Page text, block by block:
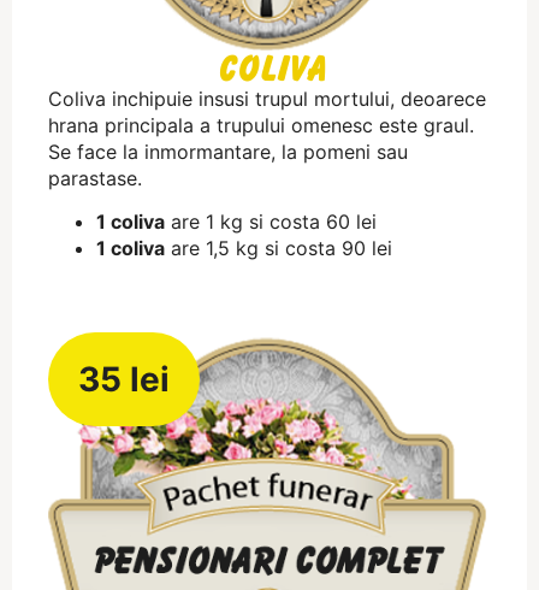
Coliva
Coliva inchipuie insusi trupul mortului, deoarece
hrana principala a trupului omenesc este graul.
Se face la inmormantare, la pomeni sau
parastase.
1 coliva are 1 kg si costa 60 lei
1 coliva are 1,5 kg si costa 90 lei
35 lei